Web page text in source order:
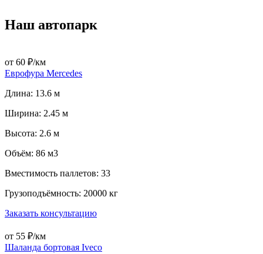
Наш автопарк
от 60 ₽/км
Еврофура Mercedes
Длина: 13.6 м
Ширина: 2.45 м
Высота: 2.6 м
Объём: 86 м3
Вместимость паллетов: 33
Грузоподъёмность: 20000 кг
Заказать консультацию
от 55 ₽/км
Шаланда бортовая Iveco